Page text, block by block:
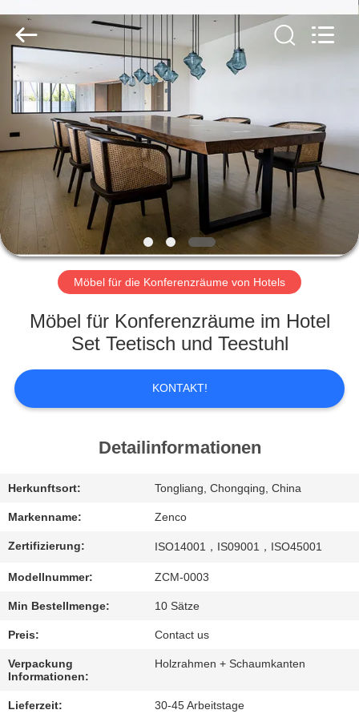
ZU
HAUSE
PRODUKTE
VIDEOS
VR-
SHOW
UNS
WERKSBESICHTIGUNG
BITTE
UM
EIN
ANGEBOT
SITEMAP
DATENSCHUTZ-
ZENCO.
Rights
Reserved.
Möbel für die Konferenzräume von Hotels
Möbel für Konferenzräume im Hotel
Set Teetisch und Teestuhl
KONTAKT!
Detailinformationen
Herkunftsort: Tongliang, Chongqing, China
Markenname: Zenco
Zertifizierung: ISO14001，IS09001，ISO45001
Modellnummer: ZCM-0003
Min Bestellmenge: 10 Sätze
Preis: Contact us
Verpackung
Informationen:
Holzrahmen + Schaumkanten
Lieferzeit: 30-45 Arbeitstage